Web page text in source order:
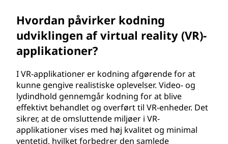
Hvordan påvirker kodning
udviklingen af virtual reality (VR)-
applikationer?
I VR-applikationer er kodning afgørende for at
kunne gengive realistiske oplevelser. Video- og
lydindhold gennemgår kodning for at blive
effektivt behandlet og overført til VR-enheder. Det
sikrer, at de omsluttende miljøer i VR-
applikationer vises med høj kvalitet og minimal
ventetid, hvilket forbedrer den samlede